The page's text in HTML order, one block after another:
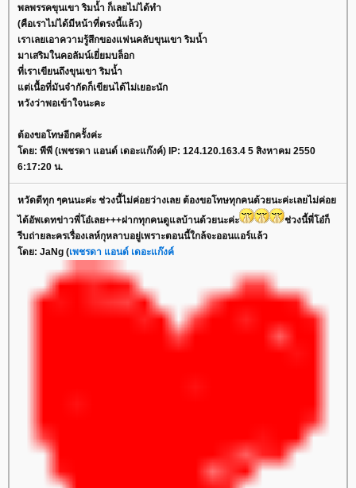
พลพรรคขุนเขา ริมน้ำ ก็เลยไม่ได้ทำ
(คือเราไม่ได้มีหน้าที่ตรงนี้แล้ว)
เราเลยเอาความรู้สึกของแฟนคลับขุนเขา ริมน้ำ
มาเสริมในคอลัมน์เยี่ยมบล็อก
ที่เราเขียนถึงขุนเขา ริมน้ำ
ต่เนื้อที่มันจำกัดก็เขียนได้ไม่เยอะนัก
หวังว่าพอเข้าใจนะคะ
ต้องขอโทษอีกครั้งค่ะ
ดย: พีพี (เพชรดา แอนด์ เดอะแก๊งค์) IP: 124.120.163.4 5 สิงหาคม 2550
6:17:20 น.
หวัดดีทุก ๆคนนะค่ะ ช่วงนี้ไม่ค่อยว่างเลย ต้องขอโทษทุกคนด้วยนะค่ะเลยไม่ค่อ
ได้อัพเดทข่าวพี่โอ๋เลย+++ฝากทุกคนดูแลบ้านด้วยนะค่ะ
ช่วงนี้พี่โอ๋ก็
รีบถ่ายละครเรื่องเลห์กุหลาบอยู่เพราะตอนนี้ใกล้จะออนแอร์แล้ว
ดย: JaNg (เพชรดา แอนด์ เดอะแก๊งค์